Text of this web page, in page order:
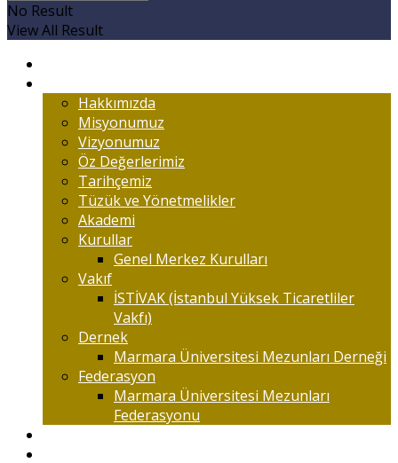
No Result
View All Result
Hakkımızda
Misyonumuz
Vizyonumuz
Öz Değerlerimiz
Tarihçemiz
Tüzük ve Yönetmelikler
Akademi
Kurullar
Genel Merkez Kurulları
Vakıf
İSTİVAK (İstanbul Yüksek Ticaretliler
Vakfı)
Dernek
Marmara Üniversitesi Mezunları Derneği
Federasyon
Marmara Üniversitesi Mezunları
Federasyonu